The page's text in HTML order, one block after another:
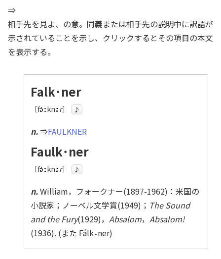
⇒
相手先を見よ、の意。同義または相手先の説明中に訳語が
示されていることを示し、クリックするとその項目の本文
を表示する。
Falk･ner
［f kn r］ ♪
n.⇒FAULKNER
Faulk･ner
［f kn r］ ♪
n.William，フォークナー(1897-1962)：米国の
小説家；ノーベル文学賞(1949)； The Sound
and the Fury(1929)， Absalom， Absalom!
(1936). (また Fálk • ner)